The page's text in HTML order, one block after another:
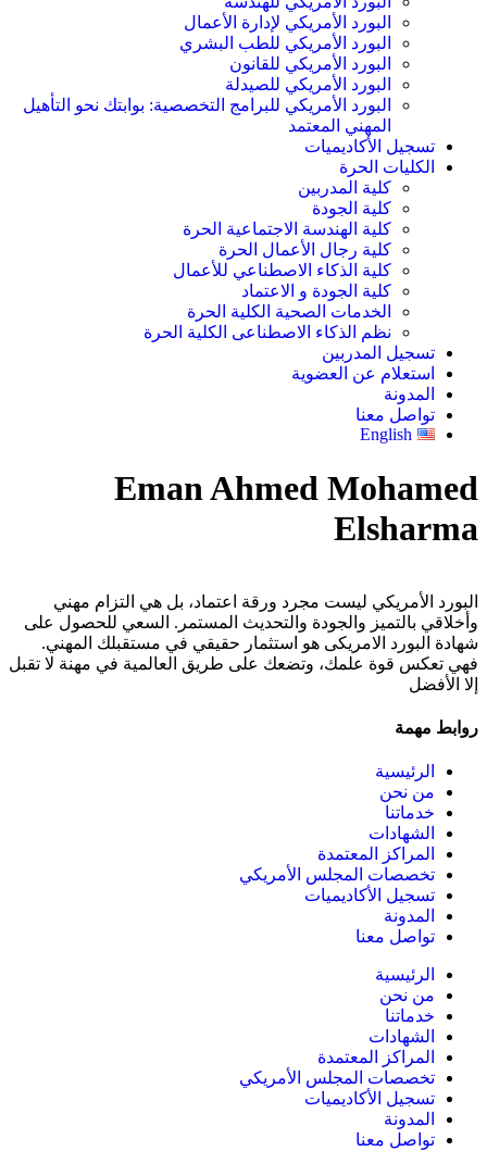
البورد الأمريكي لإدارة الأعمال
البورد الأمريكي للطب البشري
البورد الأمريكي للقانون
البورد الأمريكي للصيدلة
البورد الأمريكي للبرامج التخصصية: بوابتك نحو التأهيل
المهني المعتمد
تسجيل الأكاديميات
الكليات الحرة
كلية المدربين
كلية الجودة
كلية الهندسة الاجتماعية الحرة
كلية رجال الأعمال الحرة
كلية الذكاء الاصطناعي للأعمال
كلية الجودة و الاعتماد
الخدمات الصحية الكلية الحرة
نظم الذكاء الاصطناعى الكلية الحرة
تسجيل المدربين
استعلام عن العضوية
المدونة
تواصل معنا
English
Eman Ahmed Mohamed
Elsharma
البورد الأمريكي ليست مجرد ورقة اعتماد، بل هي التزام مهني
وأخلاقي بالتميز والجودة والتحديث المستمر. السعي للحصول على
شهادة البورد الامريكى هو استثمار حقيقي في مستقبلك المهني.
فهي تعكس قوة علمك، وتضعك على طريق العالمية في مهنة لا تقبل
إلا الأفضل
روابط مهمة
الرئيسية
من نحن
خدماتنا
الشهادات
المراكز المعتمدة
تخصصات المجلس الأمريكي
تسجيل الأكاديميات
المدونة
تواصل معنا
الرئيسية
من نحن
خدماتنا
الشهادات
المراكز المعتمدة
تخصصات المجلس الأمريكي
تسجيل الأكاديميات
المدونة
تواصل معنا